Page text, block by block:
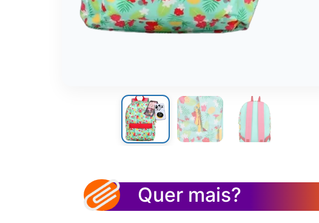
Quer mais?